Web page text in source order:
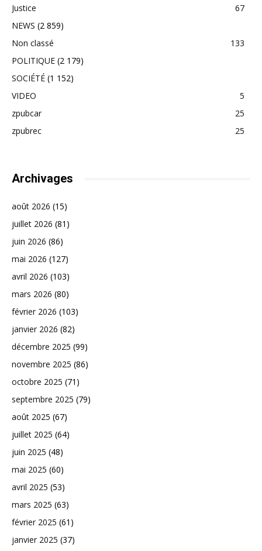
Justice
67
NEWS (2 859)
Non classé
133
POLITIQUE (2 179)
SOCIÉTÉ (1 152)
VIDEO
5
zpubcar
25
zpubrec
25
Archivages
août 2026 (15)
juillet 2026 (81)
juin 2026 (86)
mai 2026 (127)
avril 2026 (103)
mars 2026 (80)
février 2026 (103)
janvier 2026 (82)
décembre 2025 (99)
novembre 2025 (86)
octobre 2025 (71)
septembre 2025 (79)
août 2025 (67)
juillet 2025 (64)
juin 2025 (48)
mai 2025 (60)
avril 2025 (53)
mars 2025 (63)
février 2025 (61)
janvier 2025 (37)